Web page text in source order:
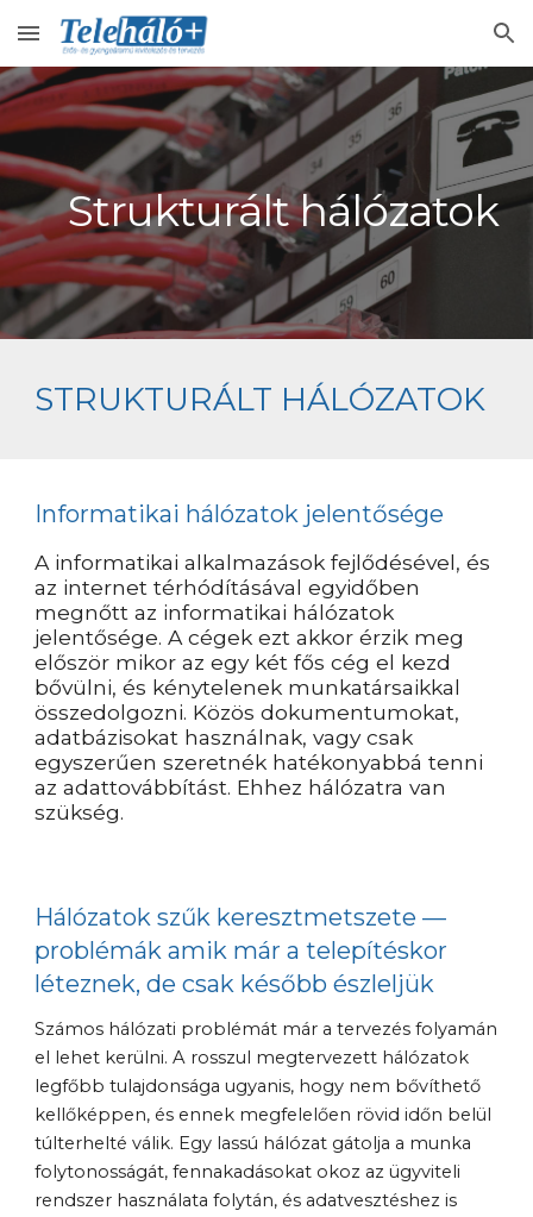
Skip to main content Skip to navigation
Strukturált hálózatok
STRUKTURÁLT HÁLÓZATOK
Informatikai hálózatok jelentősége
A informatikai alkalmazások fejlődésével, és
az internet térhódításával egyidőben
megnőtt az informatikai hálózatok
jelentősége. A cégek ezt akkor érzik meg
először mikor az egy két fős cég el kezd
bővülni, és kénytelenek munkatársaikkal
összedolgozni. Közös dokumentumokat,
adatbázisokat használnak, vagy csak
egyszerűen szeretnék hatékonyabbá tenni
az adattovábbítást. Ehhez hálózatra van
szükség.
Hálózatok szűk keresztmetszete —
problémák amik már a telepítéskor
léteznek, de csak később észleljük
Számos hálózati problémát már a tervezés folyamán
el lehet kerülni. A rosszul megtervezett hálózatok
legfőbb tulajdonsága ugyanis, hogy nem bővíthető
kellőképpen, és ennek megfelelően rövid időn belül
túlterhelté válik. Egy lassú hálózat gátolja a munka
folytonosságát, fennakadásokat okoz az ügyviteli
rendszer használata folytán, és adatvesztéshez is